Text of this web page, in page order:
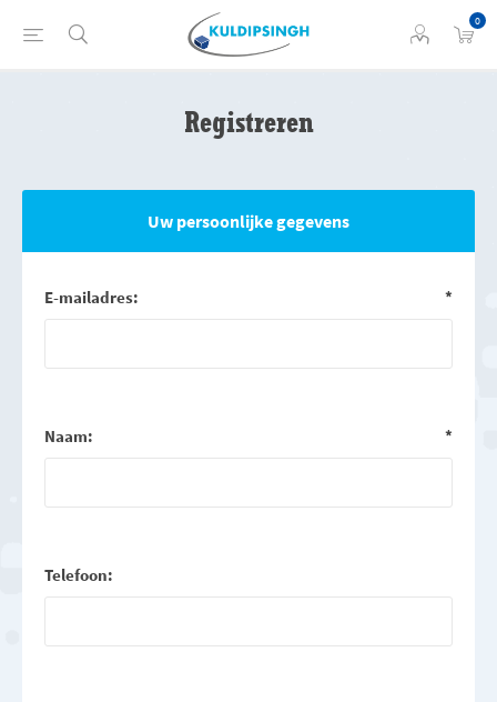
0
Registreren
Uw persoonlijke gegevens
E-mailadres: *
Naam: *
Telefoon: